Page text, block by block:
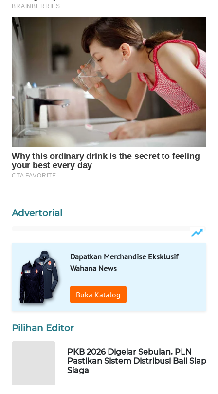
Advertorial
Dapatkan Merchandise Eksklusif
Wahana News
Buka Katalog
Pilihan Editor
PKB 2026 Digelar Sebulan, PLN
Pastikan Sistem Distribusi Bali Siap
Siaga